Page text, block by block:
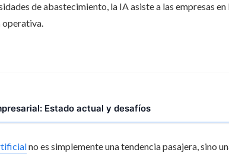
de abastecimiento, la IA asiste a las empresas
operativa.
Estado actual y desafíos
no es simplemente una tendencia pasajera, sino